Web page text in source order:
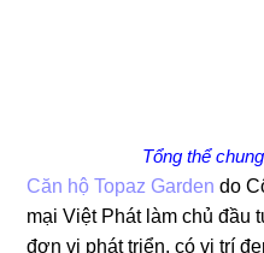
Tổng thể
Căn hộ Topaz Garden do
mại Việt Phát làm chủ đầu
đơn vị phát triển, có vị trí